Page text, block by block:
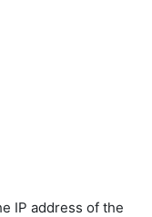
IP address of the